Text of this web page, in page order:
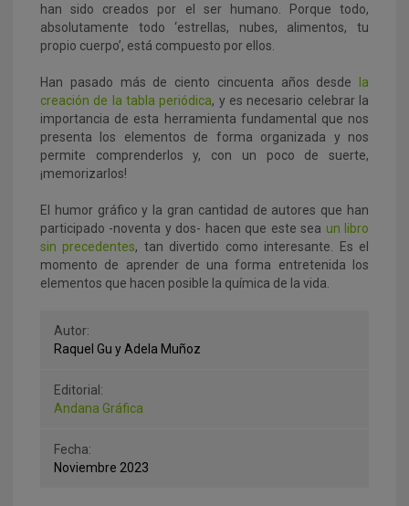
han sido creados por el ser humano. Porque todo,
absolutamente todo ‘estrellas, nubes, alimentos, tu
propio cuerpo’, está compuesto por ellos.
Han pasado más de ciento cincuenta años desde
la
creación de la tabla periódica, y es necesario celebrar la
importancia de esta herramienta fundamental que nos
presenta los elementos de forma organizada y nos
permite comprenderlos y, con un poco de suerte,
¡memorizarlos!
El humor gráfico y la gran cantidad de autores que han
participado -noventa y dos- hacen que este sea un libro
sin precedentes, tan divertido como interesante. Es el
momento de aprender de una forma entretenida los
elementos que hacen posible la química de la vida.
Autor:
Raquel Gu y Adela Muñoz
Editorial:
Andana Gráfica
Fecha:
Noviembre 2023